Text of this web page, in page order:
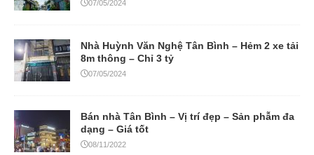
07/05/2024
Nhà Huỳnh Văn Nghệ Tân Bình – Hẻm 2 xe tải
8m thông – Chỉ 3 tỷ
07/05/2024
Bán nhà Tân Bình – Vị trí đẹp – Sản phẫm đa
dạng – Giá tốt
08/11/2022